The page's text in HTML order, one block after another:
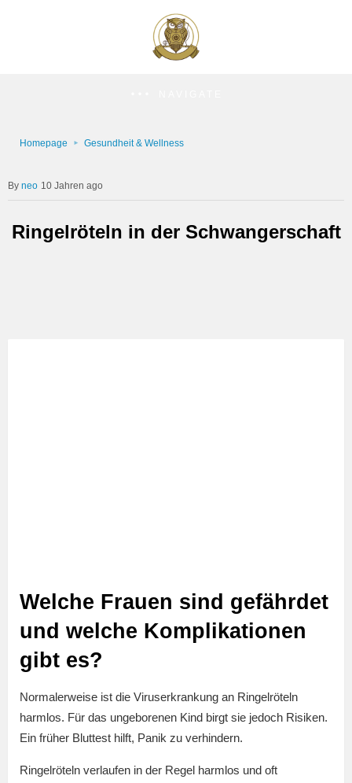
Homepage Gesundheit & Wellness
neo 10 Jahren ago
Ringelröteln in der Schwangerschaft
Welche Frauen sind gefährdet
und welche Komplikationen
gibt es?
Normalerweise ist die Viruserkrankung an Ringelröteln
harmlos. Für das ungeborenen Kind birgt sie jedoch Risiken.
Ein früher Bluttest hilft, Panik zu verhindern.
Ringelröteln verlaufen in der Regel harmlos und oft